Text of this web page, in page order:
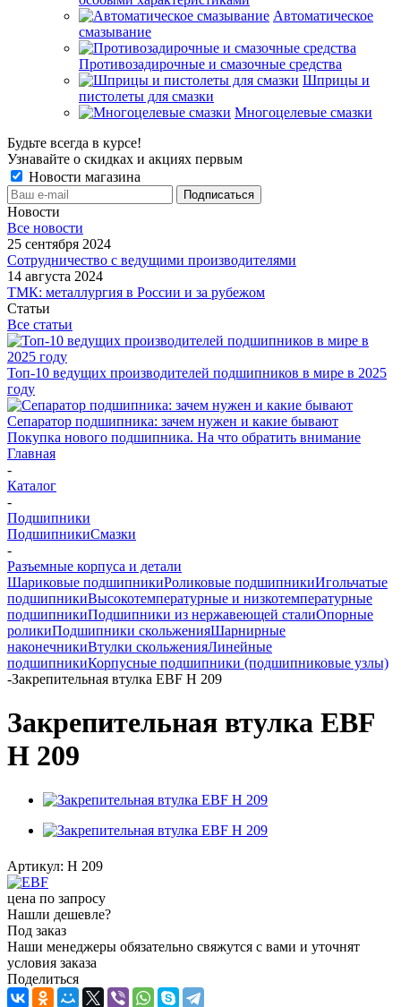
Автоматическое
смазывание
Противозадирочные и смазочные средства
Шприцы и
пистолеты для смазки
Многоцелевые смазки
Будьте всегда в курсе!
Узнавайте о скидках и акциях первым
Новости магазина
Новости
Все новости
25 сентября 2024
Сотрудничество с ведущими производителями
14 августа 2024
ТМК: металлургия в России и за рубежом
Статьи
Все статьи
Топ-10 ведущих производителей подшипников в мире в 2025
году
Сепаратор подшипника: зачем нужен и какие бывают
Покупка нового подшипника. На что обратить внимание
Главная
-
Каталог
-
Подшипники
ПодшипникиСмазки
-
Разъемные корпуса и детали
Шариковые подшипникиРоликовые подшипникиИгольчатые
подшипникиВысокотемпературные и низкотемпературные
подшипникиПодшипники из нержавеющей сталиОпорные
роликиПодшипники скольженияШарнирные
наконечникиВтулки скольженияЛинейные
подшипникиКорпусные подшипники (подшипниковые узлы)
-Закрепительная втулка EBF H 209
Закрепительная втулка EBF
H 209
Артикул: H 209
цена по запросу
Нашли дешевле?
Под заказ
Наши менеджеры обязательно свяжутся с вами и уточнят
условия заказа
Поделиться